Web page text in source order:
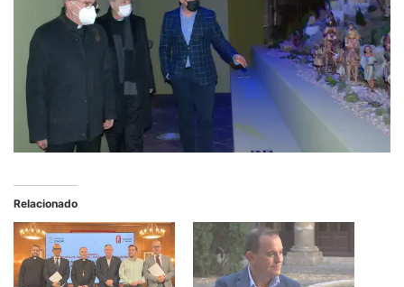
Relacionado